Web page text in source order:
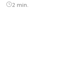
2 min.